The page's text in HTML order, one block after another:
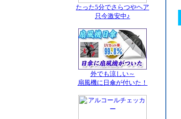
たった5分でさらつやヘア
只今激安中♪
外でも涼しい～
扇風機に日傘が付いた！